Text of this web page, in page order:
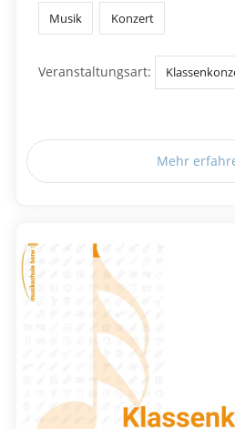
Musik Konzert
Veranstaltungsart:
Mehr